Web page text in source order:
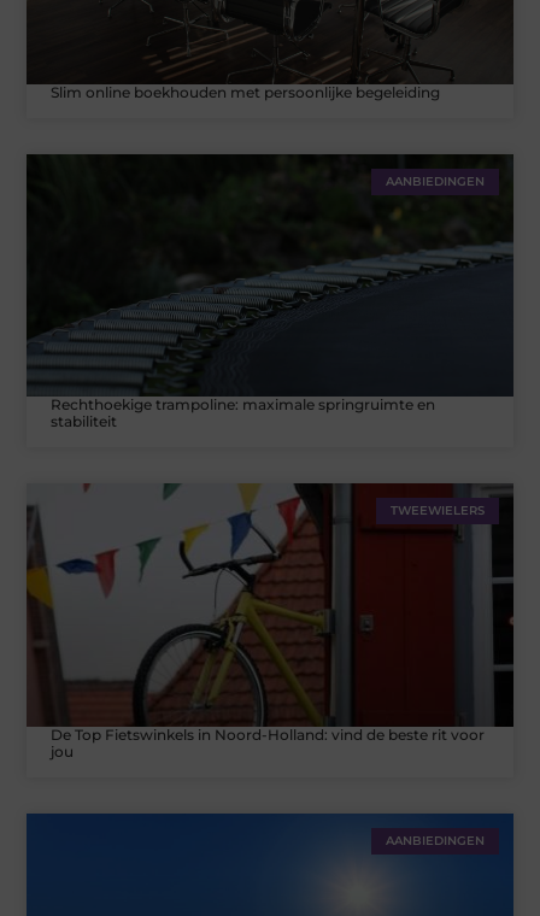
Slim online boekhouden met persoonlijke begeleiding
AANBIEDINGEN
Rechthoekige trampoline: maximale springruimte en
stabiliteit
TWEEWIELERS
De Top Fietswinkels in Noord-Holland: vind de beste rit voor
jou
AANBIEDINGEN